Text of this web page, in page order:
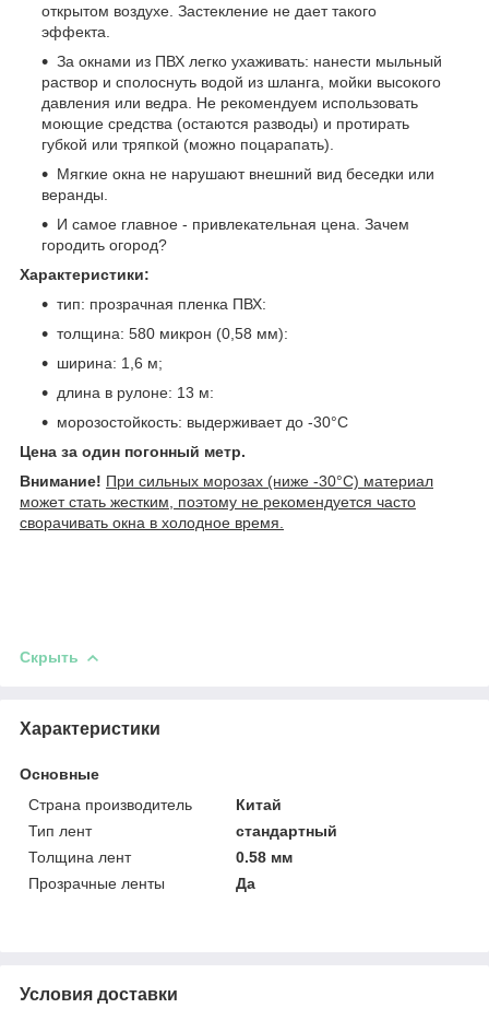
открытом воздухе. Застекление не дает такого
эффекта.
За окнами из ПВХ легко ухаживать: нанести мыльный
раствор и сполоснуть водой из шланга, мойки высокого
давления или ведра. Не рекомендуем использовать
моющие средства (остаются разводы) и протирать
губкой или тряпкой (можно поцарапать).
Мягкие окна не нарушают внешний вид беседки или
веранды.
И самое главное - привлекательная цена. Зачем
городить огород?
Характеристики:
тип: прозрачная пленка ПВХ:
толщина: 580 микрон (0,58 мм):
ширина: 1,6 м;
длина в рулоне: 13 м:
морозостойкость: выдерживает до -30°C
Цена за один погонный метр.
Внимание! При сильных морозах (ниже -30°C) материал
может стать жестким, поэтому не рекомендуется часто
сворачивать окна в холодное время.
Скрыть
Характеристики
Основные
Страна производитель
Китай
Тип лент
стандартный
Толщина лент
0.58 мм
Прозрачные ленты
Да
Условия доставки